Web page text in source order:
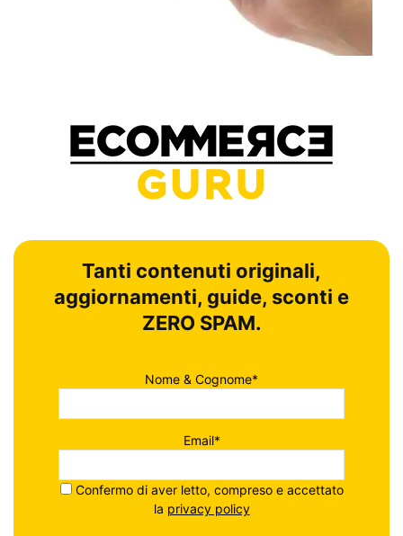
Tanti contenuti originali,
aggiornamenti, guide, sconti e
ZERO SPAM.
Nome & Cognome*
Email*
Confermo di aver letto, compreso e accettato
la privacy policy